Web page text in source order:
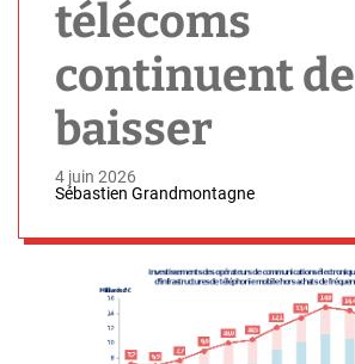
télécoms
continuent de
baisser
4 juin 2026
Sébastien Grandmontagne